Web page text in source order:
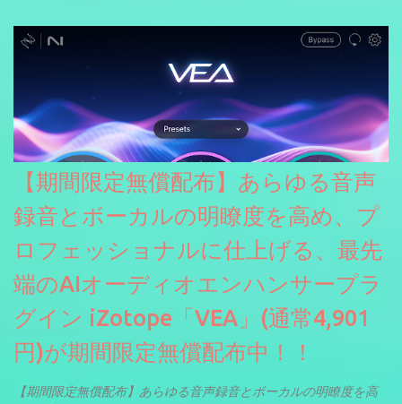
【期間限定無償配布】あらゆる音声
録音とボーカルの明瞭度を高め、プ
ロフェッショナルに仕上げる、最先
端のAIオーディオエンハンサープラ
グイン iZotope「VEA」(通常4,901
円)が期間限定無償配布中！！
【期間限定無償配布】あらゆる音声録音とボーカルの明瞭度を高